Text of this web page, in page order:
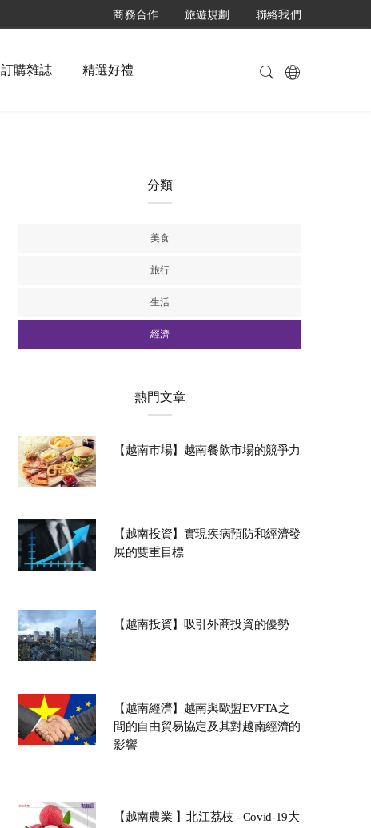
商務合作 旅遊規劃 聯絡我們
訂購雜誌 精選好禮
分類
美食
旅行
生活
經濟
熱門文章
【越南市場】越南餐飲市場的競爭力
【越南投資】實現疾病預防和經濟發
展的雙重目標
【越南投資】吸引外商投資的優勢
【越南經濟】越南與歐盟EVFTA之
間的自由貿易協定及其對越南經濟的
影響
【越南農業 】北江荔枝 - Covid-19大